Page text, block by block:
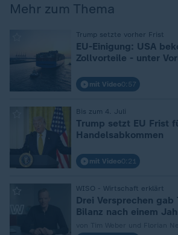
Mehr zum Thema
Trump setzte vorher Frist
EU-Einigung: USA
Zollvorteile - unter
mit Video0:57
Bis zum 4. Juli
Trump setzt EU Frist
Handelsabkommen
mit Video0:21
WISO - Wirtschaft erklärt
Drei Versprechen gab
Bilanz nach einem